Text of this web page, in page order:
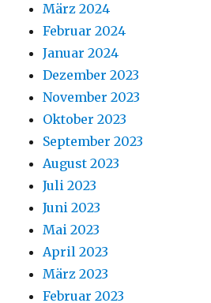
März 2024
Februar 2024
Januar 2024
Dezember 2023
November 2023
Oktober 2023
September 2023
August 2023
Juli 2023
Juni 2023
Mai 2023
April 2023
März 2023
Februar 2023